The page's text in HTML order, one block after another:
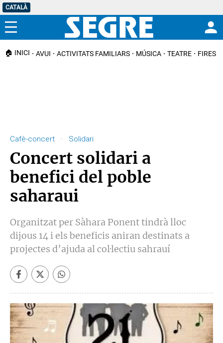
CATALÀ
Menú
🏠 INICI AVUI ACTIVITATS FAMILIARS MÚSICA TEATRE FIRES I
Cafè-concert · Solidari
Concert solidari a
benefici del poble
saharaui
Organitzat per Sàhara Ponent tindrà lloc
dijous 14 i els beneficis aniran destinats a
projectes d’ajuda al col·lectiu sahrauí